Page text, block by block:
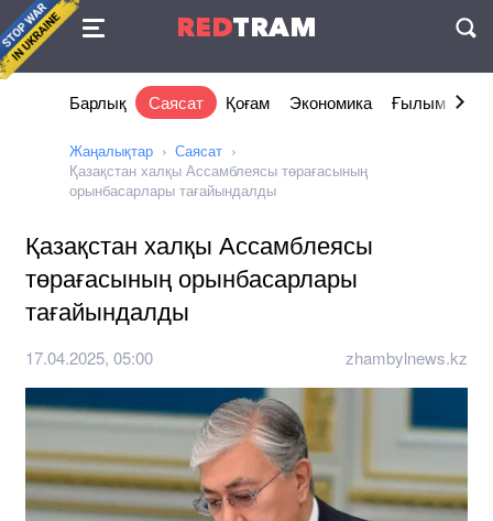
REDTRAM
Келісімі
Барлық Саясат Қоғам Экономика Ғылым және
Жаңалықтар
Саясат
Қазақстан халқы Ассамблеясы төрағасының
орынбасарлары тағайындалды
Қазақстан халқы Ассамблеясы
төрағасының орынбасарлары
тағайындалды
17.04.2025, 05:00 zhambylnews.kz